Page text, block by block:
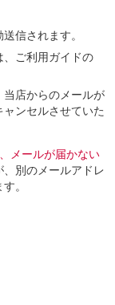
信されます。
、ご利用ガイドの
当店からのメールが
ンセルさせていた
メールが届かない
別のメールアドレ
。